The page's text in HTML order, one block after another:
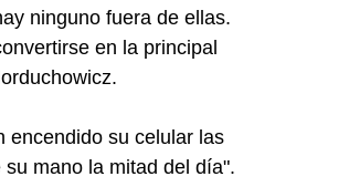
ninguno fuera de ellas.
en la principal
encendido su celular las
mano la mitad del día".